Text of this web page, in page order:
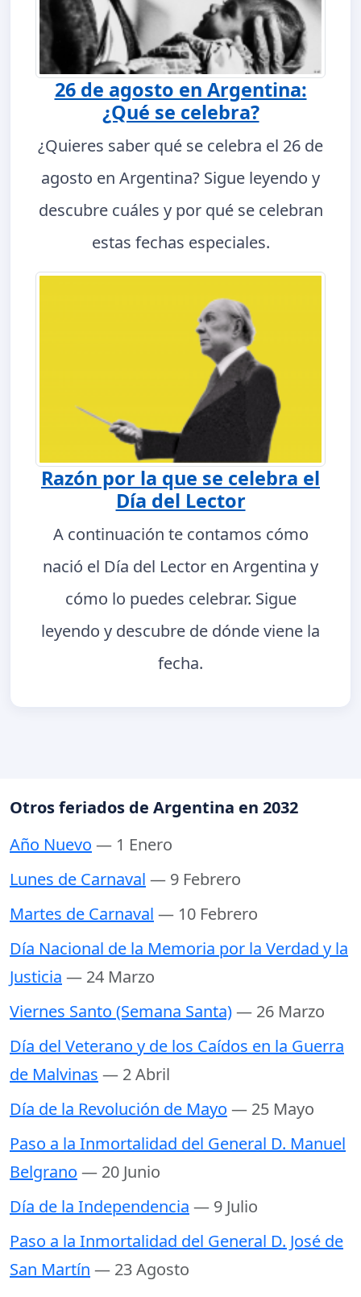
26 de agosto en Argentina:
¿Qué se celebra?
¿Quieres saber qué se celebra el 26 de
agosto en Argentina? Sigue leyendo y
descubre cuáles y por qué se celebran
estas fechas especiales.
Razón por la que se celebra el
Día del Lector
A continuación te contamos cómo
nació el Día del Lector en Argentina y
cómo lo puedes celebrar. Sigue
leyendo y descubre de dónde viene la
fecha.
Otros feriados de Argentina en 2032
Año Nuevo — 1 Enero
Lunes de Carnaval — 9 Febrero
Martes de Carnaval — 10 Febrero
Día Nacional de la Memoria por la Verdad y la
Justicia — 24 Marzo
Viernes Santo (Semana Santa)— 26 Marzo
Día del Veterano y de los Caídos en la Guerra
de Malvinas — 2 Abril
Día de la Revolución de Mayo — 25 Mayo
Paso a la Inmortalidad del General D. Manuel
Belgrano — 20 Junio
Día de la Independencia — 9 Julio
Paso a la Inmortalidad del General D. José de
San Martín — 23 Agosto